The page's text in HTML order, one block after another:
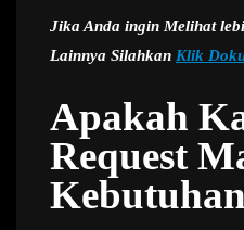
Jika Anda ingin Melihat
Lainnya Silahkan Klik
Apakah
Request